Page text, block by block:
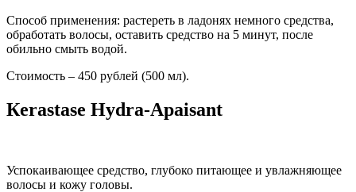
Способ применения: растереть в ладонях немного средства,
обработать волосы, оставить средство на 5 минут, после
обильно смыть водой.
Стоимость – 450 рублей (500 мл).
Кerastase Hydra-Apaisant
Успокаивающее средство, глубоко питающее и увлажняющее
волосы и кожу головы.